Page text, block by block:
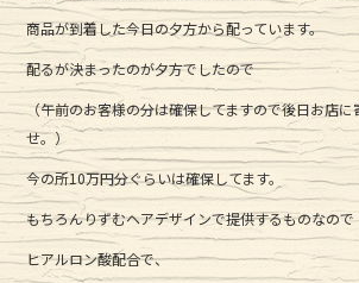
商品が到着した今日の夕方から配っています。
配るが決まったのが夕方でしたので
（午前のお客様の分は確保してますので後日お店に
せ。）
今の所10万円分ぐらいは確保してます。
もちろんりずむヘアデザインで提供するものなので
ヒアルロン酸配合で、